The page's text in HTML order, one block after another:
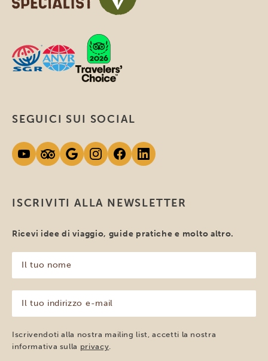
ISCRIVITI ALLA NEWSLETTER
Ricevi idee di viaggio, guide pratiche e molto altro.
tuo
nome
(Obbligatorio)
tuo
indirizzo
e-
mail
Iscrivendoti alla nostra mailing list, accetti la nostra
informativa sulla privacy.
SEGUICI SUI SOCIAL